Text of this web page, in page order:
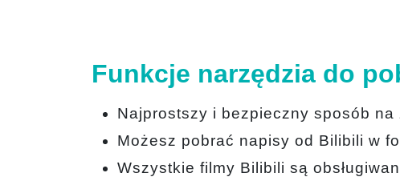
Funkcje narzędzia do
Najprostszy i bezpieczny sposób
Możesz pobrać napisy od Bilibili w
Wszystkie filmy Bilibili są